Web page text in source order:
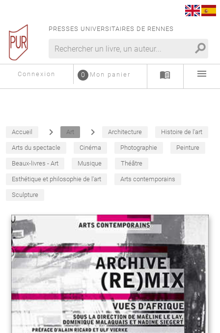
PRESSES UNIVERSITAIRES DE RENNES
search
Connexion Mon panier
0 menu_book menu
Accueil navigate_next Art navigate_next Architecture Histoire de l'art
Arts du spectacle Cinéma Photographie Peinture
Beaux-livres - Art Musique Théâtre
Esthétique et philosophie de l'art Arts contemporains
Sculpture